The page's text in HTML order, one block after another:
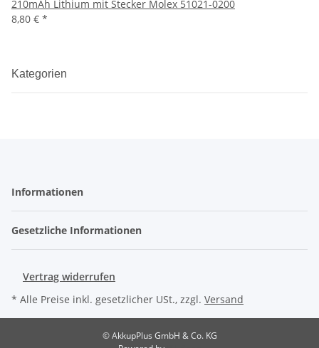
210mAh Lithium mit Stecker Molex 51021-0200
8,80 € *
Kategorien
Informationen
Gesetzliche Informationen
Vertrag widerrufen
* Alle Preise inkl. gesetzlicher USt., zzgl. Versand
© AkkupPlus GmbH & Co. KG